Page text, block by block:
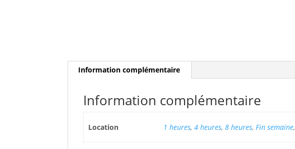
Information complémentaire
Information complémentaire
Location 1 heures, 4 heures, 8 heures, Fin semaine,